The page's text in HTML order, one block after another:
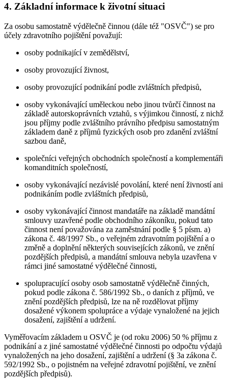
4. Základní informace k životní situaci
Za osobu samostatně výdělečně činnou (dále též "OSVČ") se pro
účely zdravotního pojištění považují:
osoby podnikající v zemědělství,
osoby provozující živnost,
osoby provozující podnikání podle zvláštních předpisů,
osoby vykonávající uměleckou nebo jinou tvůrčí činnost na
základě autorskoprávních vztahů, s výjimkou činností, z nichž
jsou příjmy podle zvláštního právního předpisu samostatným
základem daně z příjmů fyzických osob pro zdanění zvláštní
sazbou daně,
společníci veřejných obchodních společností a komplementáři
komanditních společností,
osoby vykonávající nezávislé povolání, které není živností ani
podnikáním podle zvláštních předpisů,
osoby vykonávající činnost mandatáře na základě mandátní
smlouvy uzavřené podle obchodního zákoníku, pokud tato
činnost není považována za zaměstnání podle § 5 písm. a)
zákona č. 48/1997 Sb., o veřejném zdravotním pojištění a o
změně a doplnění některých souvisejících zákonů, ve znění
pozdějších předpisů, a mandátní smlouva nebyla uzavřena v
rámci jiné samostatné výdělečné činnosti,
spolupracující osoby osob samostatně výdělečně činných,
pokud podle zákona č. 586/1992 Sb., o daních z příjmů, ve
znění pozdějších předpisů, lze na ně rozdělovat příjmy
dosažené výkonem spolupráce a výdaje vynaložené na jejich
dosažení, zajištění a udržení.
Vyměřovacím základem u OSVČ je (od roku 2006) 50 % příjmu z
podnikání a z jiné samostatné výdělečné činnosti po odpočtu výdajů
vynaložených na jeho dosažení, zajištění a udržení (§ 3a zákona č.
592/1992 Sb., o pojistném na veřejné zdravotní pojištění, ve znění
pozdějších předpisů).